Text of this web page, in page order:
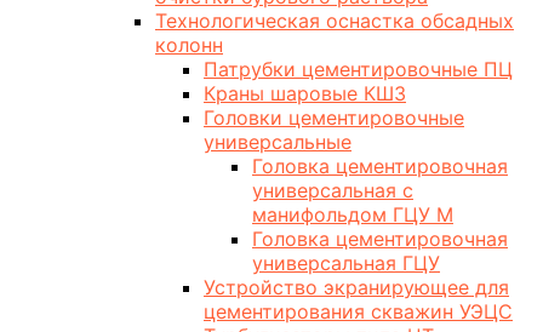
Технологическая оснастка обсадных
колонн
Патрубки цементировочные ПЦ
Краны шаровые КШЗ
Головки цементировочные
универсальные
Головка цементировочная
универсальная с
манифольдом ГЦУ М
Головка цементировочная
универсальная ГЦУ
Устройство экранирующее для
цементирования скважин УЭЦС